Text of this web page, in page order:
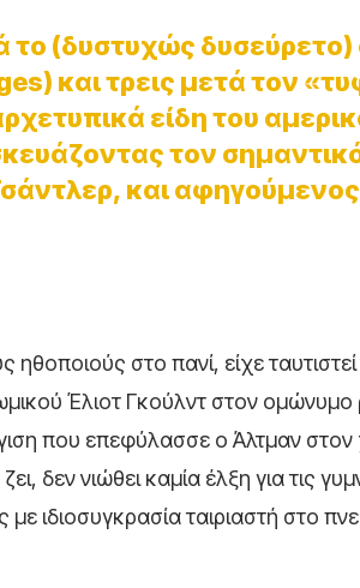
το (δυστυχώς
και τρεις μετά τον
είδη του
τον
και
στο πανί, είχε
Έλιοτ Γκούλντ στον
που επεφύλασσε ο Άλτμαν
δεν νιώθει καμία έλξη για τις
με ιδιοσυγκρασία ταιριαστή στο